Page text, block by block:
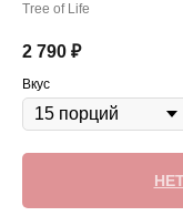
Tree of Life
2 790 ₽
Вкус